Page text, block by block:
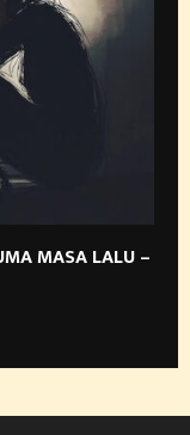
MASA LALU –